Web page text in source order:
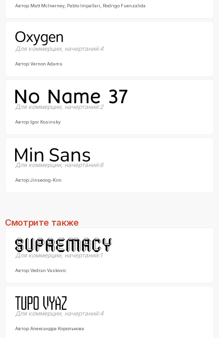
Автор:Matt McInerney, Pablo Impallari, Rodrigo Fuenzalida
Для коммерции, начертаний:4
Автор:Vernon Adams
Для коммерции, начертаний:2
Автор:Igor Kosinsky
Для коммерции, начертаний:6
Автор:Jinseong-Kim
Смотрите также
Для коммерции, начертаний:1
Автор:Vedran Vaskovic
Для коммерции, начертаний:4
Автор:Александра Королькова